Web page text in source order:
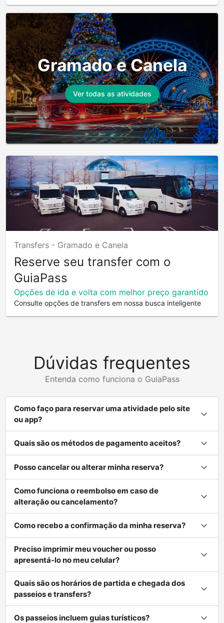
Gramado e Canela
Ver todas as atividades
Transfers - Gramado e Canela
Reserve seu transfer com o
GuiaPass
Opções de ida e volta com melhor preço garantido
Consulte opções de transfers em nossa busca inteligente
Dúvidas frequentes
Entenda como funciona o GuiaPass
Como faço para reservar uma atividade pelo site
ou app?
Quais são os métodos de pagamento aceitos?
Posso cancelar ou alterar minha reserva?
Como funciona o reembolso em caso de
alteração ou cancelamento?
Como recebo a confirmação da minha reserva?
Preciso imprimir meu voucher ou posso
apresentá-lo no meu celular?
Quais são os horários de partida e chegada dos
passeios e transfers?
Os passeios incluem guias turísticos?